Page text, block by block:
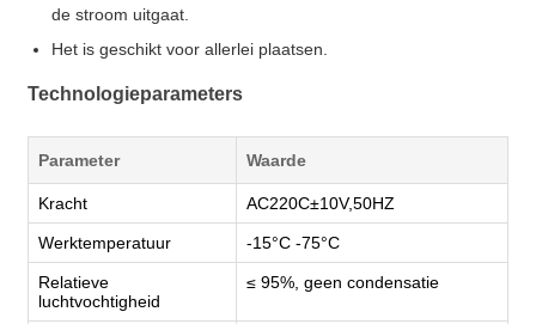
de stroom uitgaat.
Het is geschikt voor allerlei plaatsen.
Technologieparameters
Parameter Waarde
Kracht AC220C±10V,50HZ
Werktemperatuur -15°C -75°C
Relatieve
luchtvochtigheid
≤ 95%, geen condensatie